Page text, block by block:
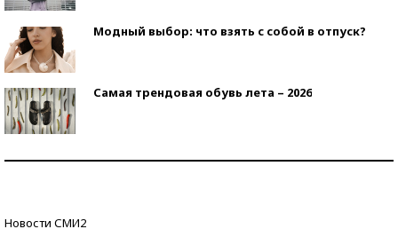
Модный выбор: что взять с собой в отпуск?
Самая трендовая обувь лета – 2026
Новости СМИ2